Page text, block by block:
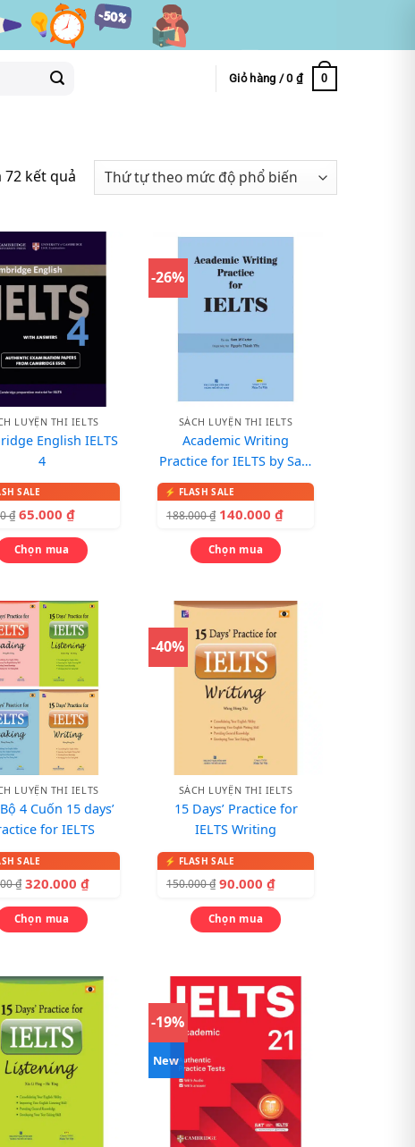
Giỏ hàng /0 ₫ 0
72 kết quả
LUYỆN THI IELTS
English IELTS
4
₫ 65.000₫
Chọn mua
-26%
SÁCH LUYỆN THI IELTS
Academic Writing
Practice for IELTS by Sam
McCarter – Sách tự học
Writing nâng cao
188.000₫ 140.000₫
Chọn mua
LUYỆN THI IELTS
4 Cuốn 15 days’
for IELTS
₫ 320.000₫
Chọn mua
-40%
SÁCH LUYỆN THI IELTS
15 Days’ Practice for
IELTS Writing
150.000₫ 90.000₫
Chọn mua
-19%
New